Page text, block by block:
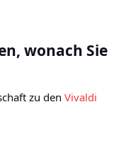
wonach Sie
zu den Vivaldi